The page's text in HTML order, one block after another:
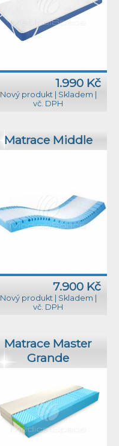
1.990 Kč
Nový produkt Skladem
vč. DPH
Matrace Middle
7.900 Kč
Nový produkt Skladem
vč. DPH
Matrace Master
Grande